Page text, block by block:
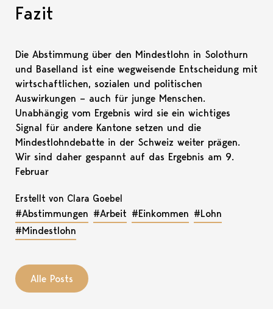
Fazit
Die Abstimmung über den Mindestlohn in Solothurn
und Baselland ist eine wegweisende Entscheidung mit
wirtschaftlichen, sozialen und politischen
Auswirkungen – auch für junge Menschen.
Unabhängig vom Ergebnis wird sie ein wichtiges
Signal für andere Kantone setzen und die
Mindestlohndebatte in der Schweiz weiter prägen.
Wir sind daher gespannt auf das Ergebnis am 9.
Februar
Erstellt von Clara Goebel
#Abstimmungen #Arbeit #Einkommen #Lohn
#Mindestlohn
Alle Posts